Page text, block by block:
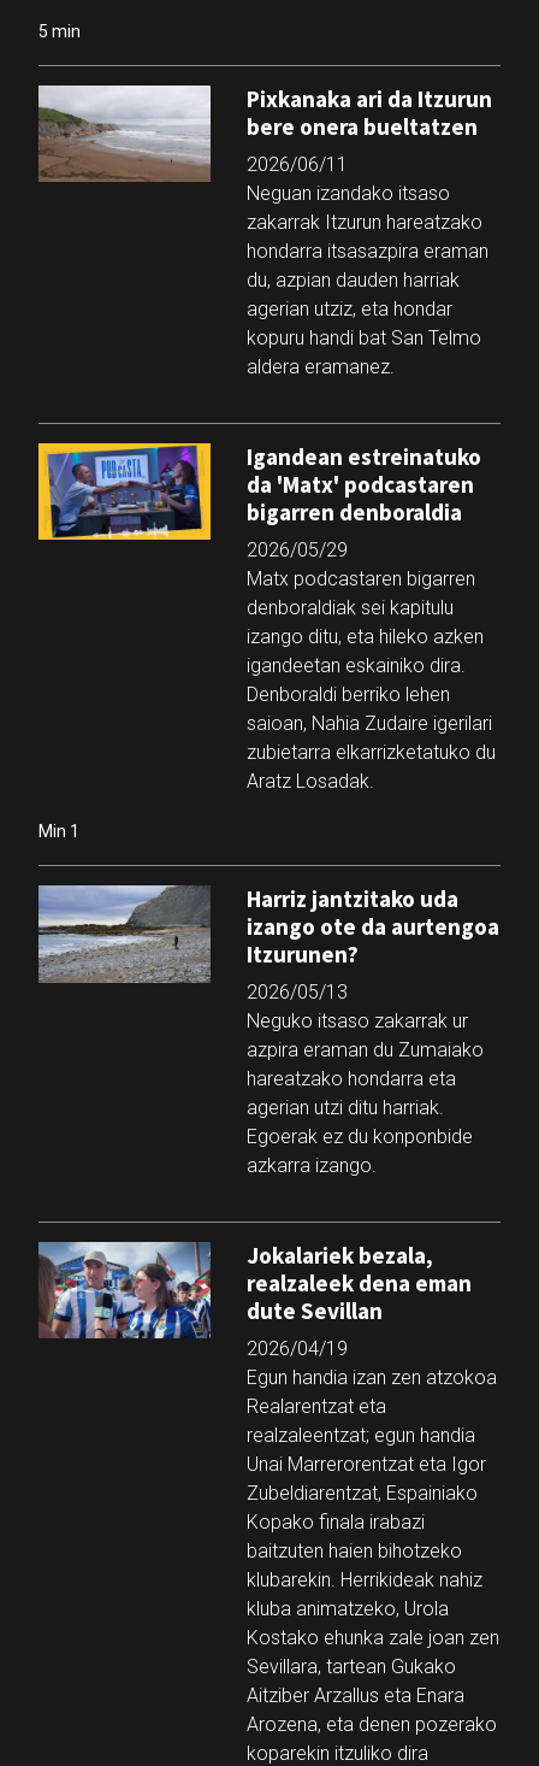
5 min
Pixkanaka ari da Itzurun
bere onera bueltatzen
2026/06/11
Neguan izandako itsaso
zakarrak Itzurun hareatzako
hondarra itsasazpira eraman
du, azpian dauden harriak
agerian utziz, eta hondar
kopuru handi bat San Telmo
aldera eramanez.
Igandean estreinatuko
da 'Matx' podcastaren
bigarren denboraldia
2026/05/29
Matx podcastaren bigarren
denboraldiak sei kapitulu
izango ditu, eta hileko azken
igandeetan eskainiko dira.
Denboraldi berriko lehen
saioan, Nahia Zudaire igerilari
zubietarra elkarrizketatuko du
Aratz Losadak.
Min 1
Harriz jantzitako uda
izango ote da aurtengoa
Itzurunen?
2026/05/13
Neguko itsaso zakarrak ur
azpira eraman du Zumaiako
hareatzako hondarra eta
agerian utzi ditu harriak.
Egoerak ez du konponbide
azkarra izango.
Jokalariek bezala,
realzaleek dena eman
dute Sevillan
2026/04/19
Egun handia izan zen atzokoa
Realarentzat eta
realzaleentzat; egun handia
Unai Marrerorentzat eta Igor
Zubeldiarentzat, Espainiako
Kopako finala irabazi
baitzuten haien bihotzeko
klubarekin. Herrikideak nahiz
kluba animatzeko, Urola
Kostako ehunka zale joan zen
Sevillara, tartean Gukako
Aitziber Arzallus eta Enara
Arozena, eta denen pozerako
koparekin itzuliko dira